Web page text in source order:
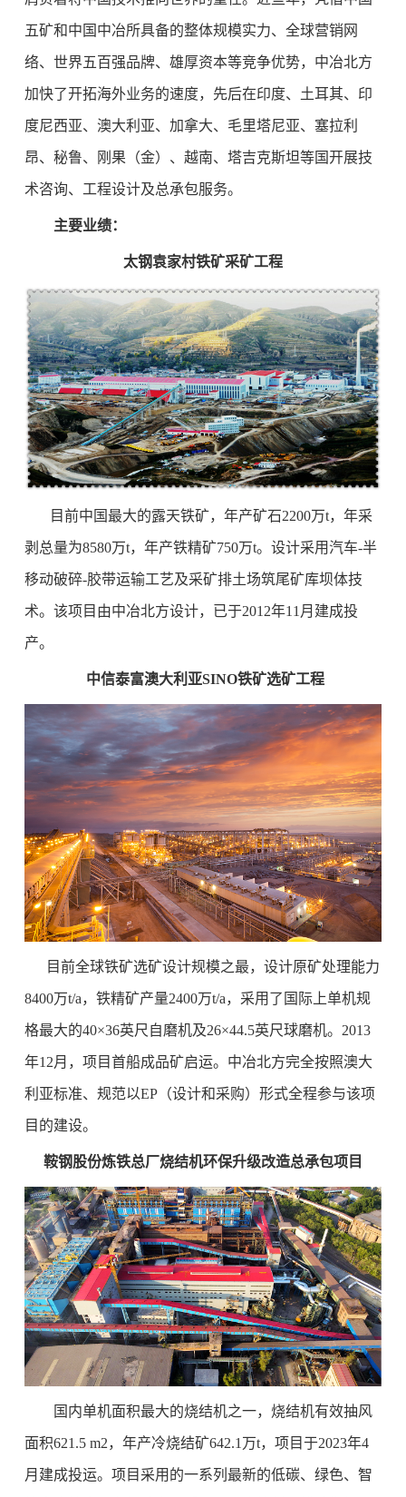
五矿和中国中冶所具备的整体规模实力、全球营销网
络、世界五百强品牌、雄厚资本等竞争优势，中冶北方
加快了开拓海外业务的速度，先后在印度、土耳其、印
度尼西亚、澳大利亚、加拿大、毛里塔尼亚、塞拉利
昂、秘鲁、刚果（金）、越南、塔吉克斯坦等国开展技
术咨询、工程设计及总承包服务。
主要业绩：
太钢袁家村铁矿采矿工程
目前中国最大的露天铁矿，年产矿石2200万t，年采
剥总量为8580万t，年产铁精矿750万t。设计采用汽车-半
移动破碎-胶带运输工艺及采矿排土场筑尾矿库坝体技
术。该项目由中冶北方设计，已于2012年11月建成投
产。
中信泰富澳大利亚SINO铁矿选矿工程
目前全球铁矿选矿设计规模之最，设计原矿处理能力
8400万t/a，铁精矿产量2400万t/a，采用了国际上单机规
格最大的40×36英尺自磨机及26×44.5英尺球磨机。2013
年12月，项目首船成品矿启运。中冶北方完全按照澳大
利亚标准、规范以EP（设计和采购）形式全程参与该项
目的建设。
鞍钢股份炼铁总厂烧结机环保升级改造总承包项目
国内单机面积最大的烧结机之一，烧结机有效抽风
面积621.5 m2，年产冷烧结矿642.1万t，项目于2023年4
月建成投运。项目采用的一系列最新的低碳、绿色、智